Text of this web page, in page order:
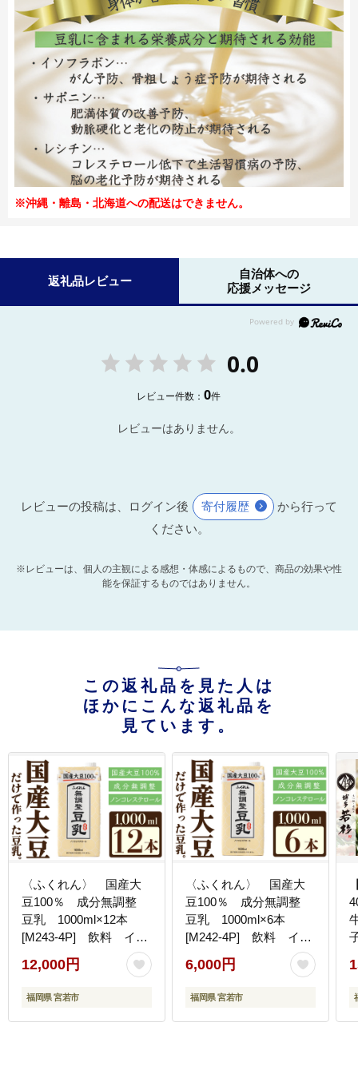
※沖縄・離島・北海道への配送はできません。
返礼品レビュー
自治体への
応援メッセージ
0.0
レビュー件数：0件
レビューはありません。
レビューの投稿は、ログイン後 寄付履歴
から行って
ください。
※レビューは、個人の主観による感想・体感によるもので、商品の効果や性
能を保証するものではありません。
この返礼品を見た人は
ほかにこんな返礼品を
見ています。
〈ふくれん〉 国産大
豆100％ 成分無調整
豆乳 1000ml×12本
[M243-4P] 飲料 イソ
フラボン ソイ 健
康 たんぱく質
12,000円
福岡県 宮若市
〈ふくれん〉 国産大
豆100％ 成分無調整
豆乳 1000ml×6本
[M242-4P] 飲料 イソ
フラボン ソイ 健
康 たんぱく質
6,000円
福岡県 宮若市